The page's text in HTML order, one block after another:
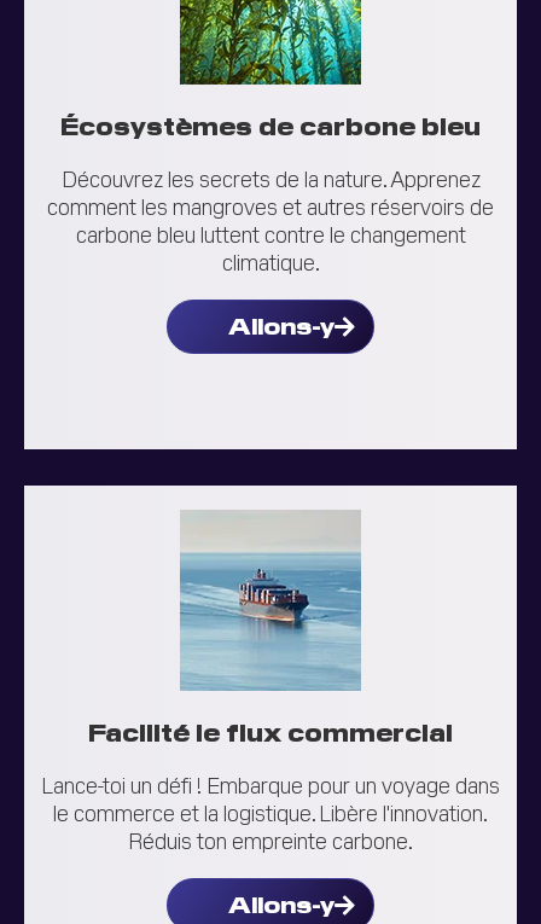
Écosystèmes de carbone bleu
Découvrez les secrets de la nature. Apprenez
comment les mangroves et autres réservoirs de
carbone bleu luttent contre le changement
climatique.
Allons-y
Facilité le flux commercial
Lance-toi un défi ! Embarque pour un voyage dans
le commerce et la logistique. Libère l'innovation.
Réduis ton empreinte carbone.
Allons-y